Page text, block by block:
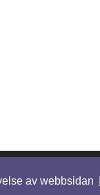
av webbsidan